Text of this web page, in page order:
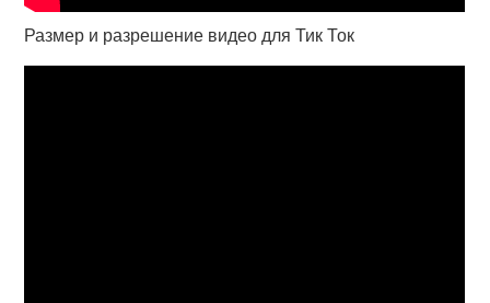
Размер и разрешение видео для Тик Ток